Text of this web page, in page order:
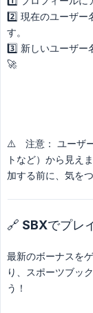
2️⃣ 現在のユーザー
す。
3️⃣ 新しいユーザー
🚀
⚠️ 注意： ユーザー
トなど）から見え
加する前に、気を
🔗 SBXでプレ
最新のボーナスを
り、スポーツブッ
う！